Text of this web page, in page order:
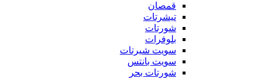
قمصان
تيشرتات
شورتات
بلوفرات
سويت شيرتات
سويت بانتس
شورتات بحر